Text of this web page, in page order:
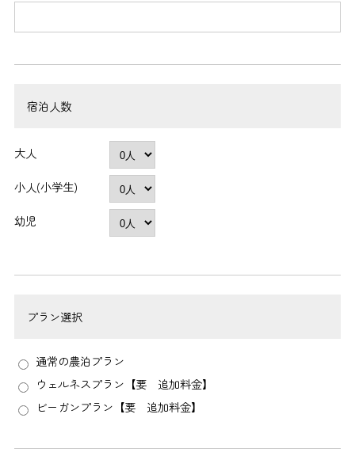
宿泊人数
大人
小人(小学生)
幼児
プラン選択
通常の農泊プラン
ウェルネスプラン【要 追加料金】
ビーガンプラン【要 追加料金】